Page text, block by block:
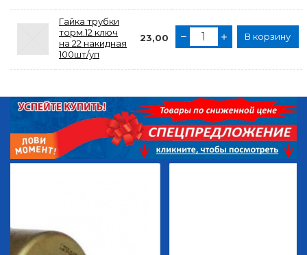
Гайка трубки
торм.12 ключ
на 22 накидная
100шт/уп
23,00 В корзину